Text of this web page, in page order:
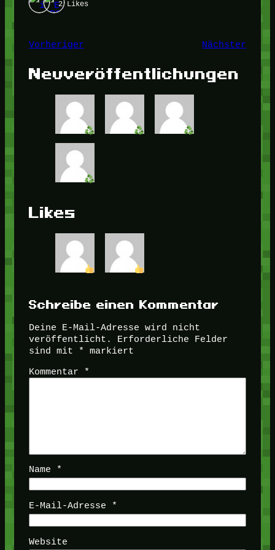
2 Likes
Vorheriger Nächster
Neuveröffentlichungen
Likes
Schreibe einen Kommentar
Deine E-Mail-Adresse wird nicht
veröffentlicht.
Erforderliche Felder
sind mit
*
markiert
Kommentar
*
Name *
E-Mail-Adresse *
Website